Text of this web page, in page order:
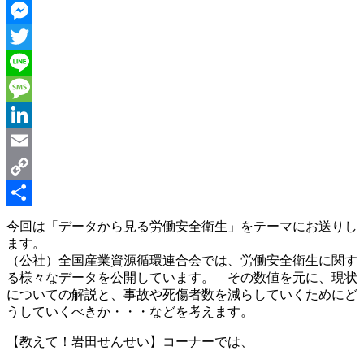
Facebook
Messenger
Twitter
Line
Message
LinkedIn
Email
Copy
Link
共
有
今回は「データから見る労働安全衛生」をテーマにお送りし
ます。
（公社）全国産業資源循環連合会では、労働安全衛生に関す
る様々なデータを公開しています。 その数値を元に、現状
についての解説と、事故や死傷者数を減らしていくためにど
うしていくべきか・・・などを考えます。
【教えて！岩田せんせい】コーナーでは、